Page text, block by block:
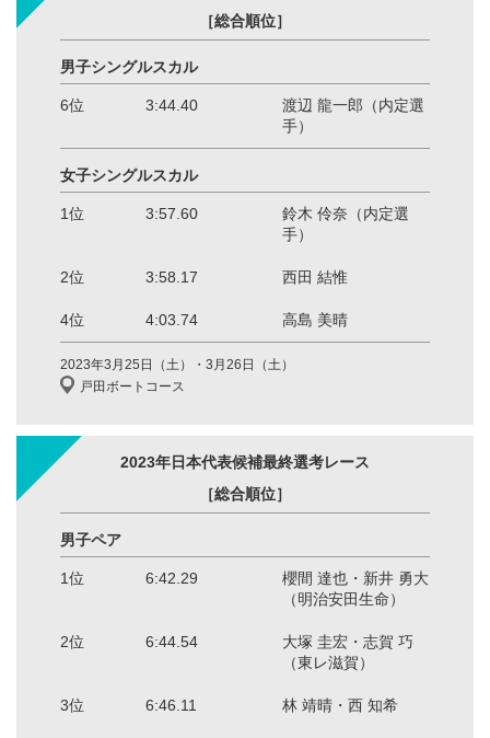
［総合順位］
男子シングルスカル
6位 3:44.40
渡辺 龍一郎（内定選
手）
女子シングルスカル
1位 3:57.60
鈴木 伶奈（内定選
手）
2位 3:58.17 西田 結惟
4位 4:03.74 高島 美晴
2023年3月25日（土）・3月26日（土）
戸田ボートコース
2023年日本代表候補最終選考レース
［総合順位］
男子ペア
1位 6:42.29
櫻間 達也・新井 勇大
（明治安田生命）
2位 6:44.54
大塚 圭宏・志賀 巧
（東レ滋賀）
3位 6:46.11 林 靖晴・西 知希